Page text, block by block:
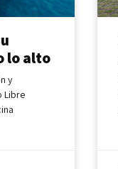
lo alto
y
Libre